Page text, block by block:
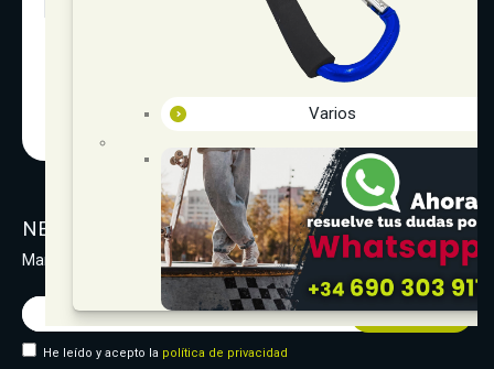
Varios
NEWSLETTER
Manténgase al día de nuestras novedades y ofertas
He leído y acepto la política de privacidad